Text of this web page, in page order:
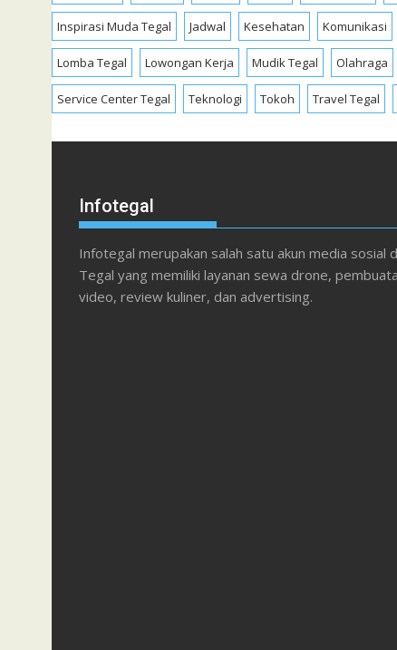
Inspirasi Muda Tegal Jadwal Kesehatan Komunikasi
Lomba Tegal Lowongan Kerja Mudik Tegal Olahraga
Service Center Tegal Teknologi Tokoh Travel Tegal
Infotegal
Infotegal merupakan salah satu akun media sosial
Tegal yang memiliki layanan sewa drone,
video, review kuliner, dan advertising.